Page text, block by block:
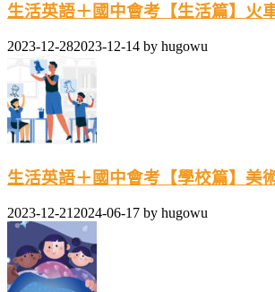
生活英語＋國中會考【生活篇】火
2023-12-282023-12-14 by hugowu
生活英語＋國中會考【學校篇】美
2023-12-21 2024-06-17 by hugowu